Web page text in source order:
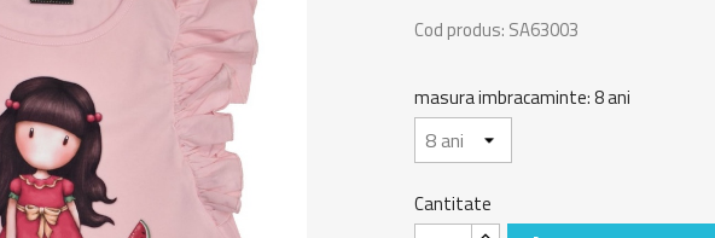
Cod produs: SA63003
masura imbracaminte: 8 ani
Cantitate